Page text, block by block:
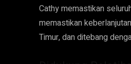
Cathy memastikan
memastikan
Timur, dan ditebang